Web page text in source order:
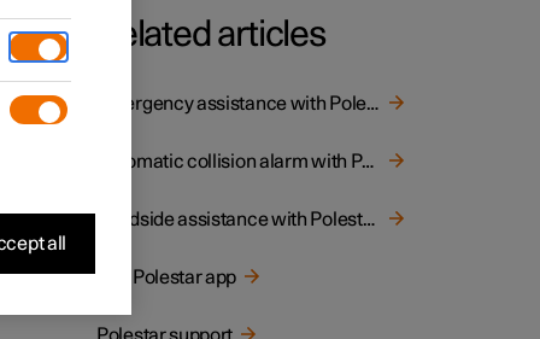
Related articles
Emergency assistance with Polestar Connect
Automatic collision alarm with Polestar Connect
Roadside assistance with Polestar Connect
The Polestar app
all